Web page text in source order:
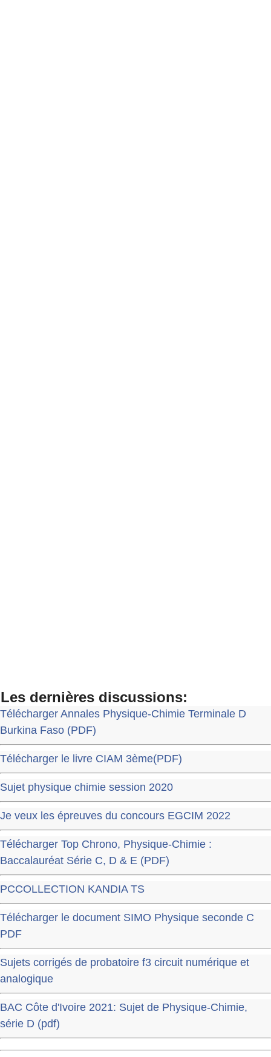
Les dernières discussions:
Télécharger Annales Physique-Chimie Terminale D
Burkina Faso (PDF)
Télécharger le livre CIAM 3ème(PDF)
Sujet physique chimie session 2020
Je veux les épreuves du concours EGCIM 2022
Télécharger Top Chrono, Physique-Chimie :
Baccalauréat Série C, D & E (PDF)
PCCOLLECTION KANDIA TS
Télécharger le document SIMO Physique seconde C
PDF
Sujets corrigés de probatoire f3 circuit numérique et
analogique
BAC Côte d'Ivoire 2021: Sujet de Physique-Chimie,
série D (pdf)